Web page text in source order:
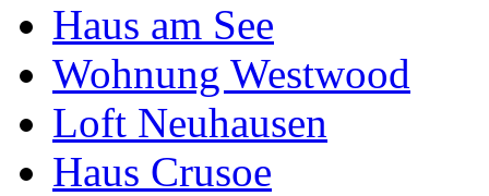
Haus am See
Wohnung Westwood
Loft Neuhausen
Haus Crusoe